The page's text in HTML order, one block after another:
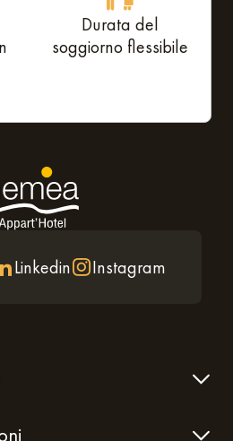
Durata del
soggiorno flessibile
Linkedin Instagram